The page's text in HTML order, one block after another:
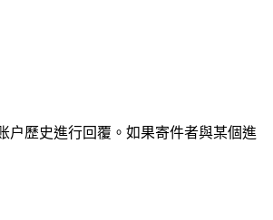
户歷史進行回覆。如果寄件者與某個進